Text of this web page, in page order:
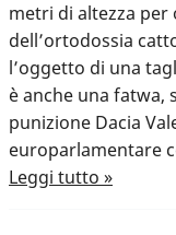
metri di altezza
dell’ortodossia
l’oggetto di una
è anche una fatwa,
punizione Dacia
europarlamentare
Leggi tutto »